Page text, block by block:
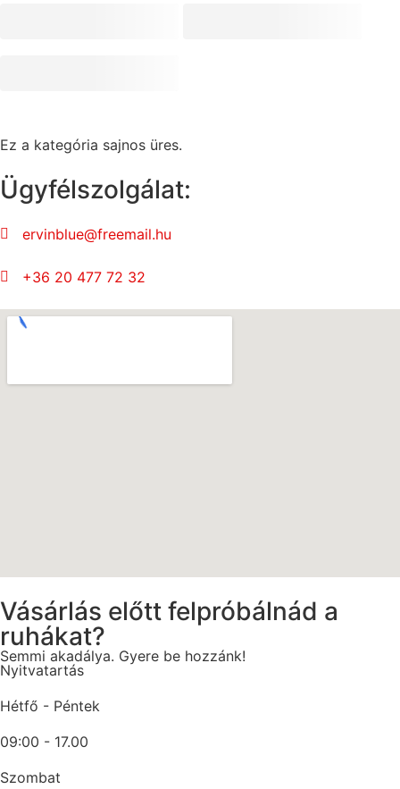
Ez a kategória sajnos üres.
Ügyfélszolgálat:
ervinblue@freemail.hu
+36 20 477 72 32
Vásárlás előtt felpróbálnád a
ruhákat?
Semmi akadálya. Gyere be hozzánk!
Nyitvatartás
Hétfő - Péntek
09:00 - 17.00
Szombat